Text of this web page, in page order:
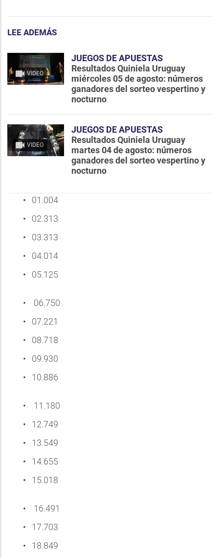
LEE ADEMÁS
VIDEO
JUEGOS DE APUESTAS
Resultados Quiniela Uruguay
miércoles 05 de agosto: números
ganadores del sorteo vespertino y
nocturno
VIDEO
JUEGOS DE APUESTAS
Resultados Quiniela Uruguay
martes 04 de agosto: números
ganadores del sorteo vespertino y
nocturno
01.004
02.313
03.313
04.014
05.125
06.750
07.221
08.718
09.930
10.886
11.180
12.749
13.549
14.655
15.018
16.491
17.703
18.849